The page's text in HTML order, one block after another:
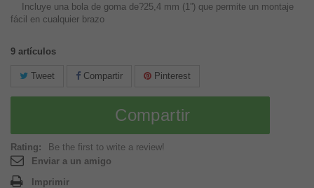
Incluye una bola de goma de?25,4 mm (1”) que permite un montaje
fácil en cualquier brazo
9 artículos
Tweet Compartir Pinterest
Compartir
Rating:
Be the first to write a review!
Enviar a un amigo
Imprimir